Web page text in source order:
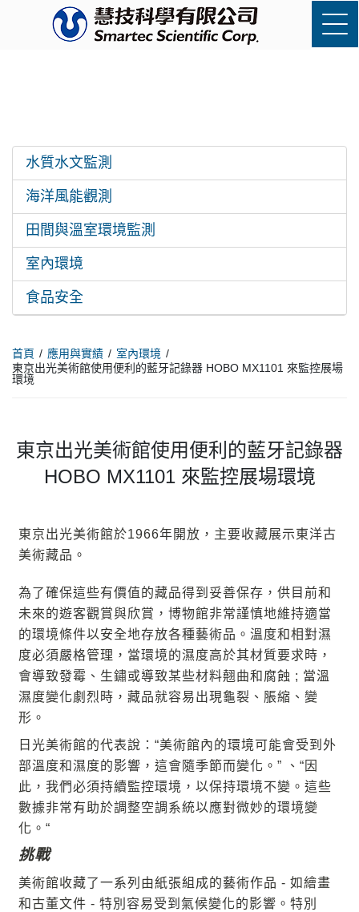
水質水文監測
海洋風能觀測
田間與溫室環境監測
室內環境
食品安全
首頁 應用與實績
室內環境
東京出光美術館使用便利的藍牙記錄器 HOBO MX1101 來監控展場
環境
東京出光美術館使用便利的藍牙記錄器
HOBO MX1101 來監控展場環境
東京出光美術館於1966年開放，主要收藏展示東洋古
美術藏品。
為了確保這些有價值的藏品得到妥善保存，供目前和
未來的遊客觀賞與欣賞，博物館非常謹慎地維持適當
的環境條件以安全地存放各種藝術品。溫度和相對濕
度必須嚴格管理，當環境的濕度高於其材質要求時，
會導致發霉、生鏽或導致某些材料翹曲和腐蝕 ; 當溫
濕度變化劇烈時，藏品就容易出現龜裂、脹縮、變
形。
日光美術館的代表說：“美術館內的環境可能會受到外
部溫度和濕度的影響，這會隨季節而變化。” 、“因
此，我們必須持續監控環境，以保持環境不變。這些
數據非常有助於調整空調系統以應對微妙的環境變
化。“
挑戰
美術館收藏了一系列由紙張組成的藝術作品 - 如繪畫
和古董文件 - 特別容易受到氣候變化的影響。特別